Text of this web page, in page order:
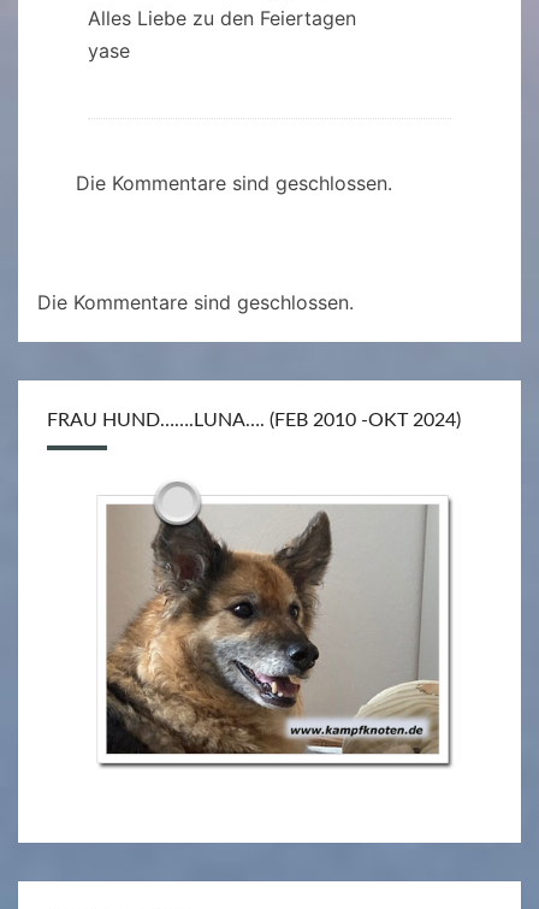
Alles Liebe zu den Feiertagen
yase
Die Kommentare sind geschlossen.
Die Kommentare sind geschlossen.
FRAU HUND…….LUNA…. (FEB 2010 -OKT 2024)